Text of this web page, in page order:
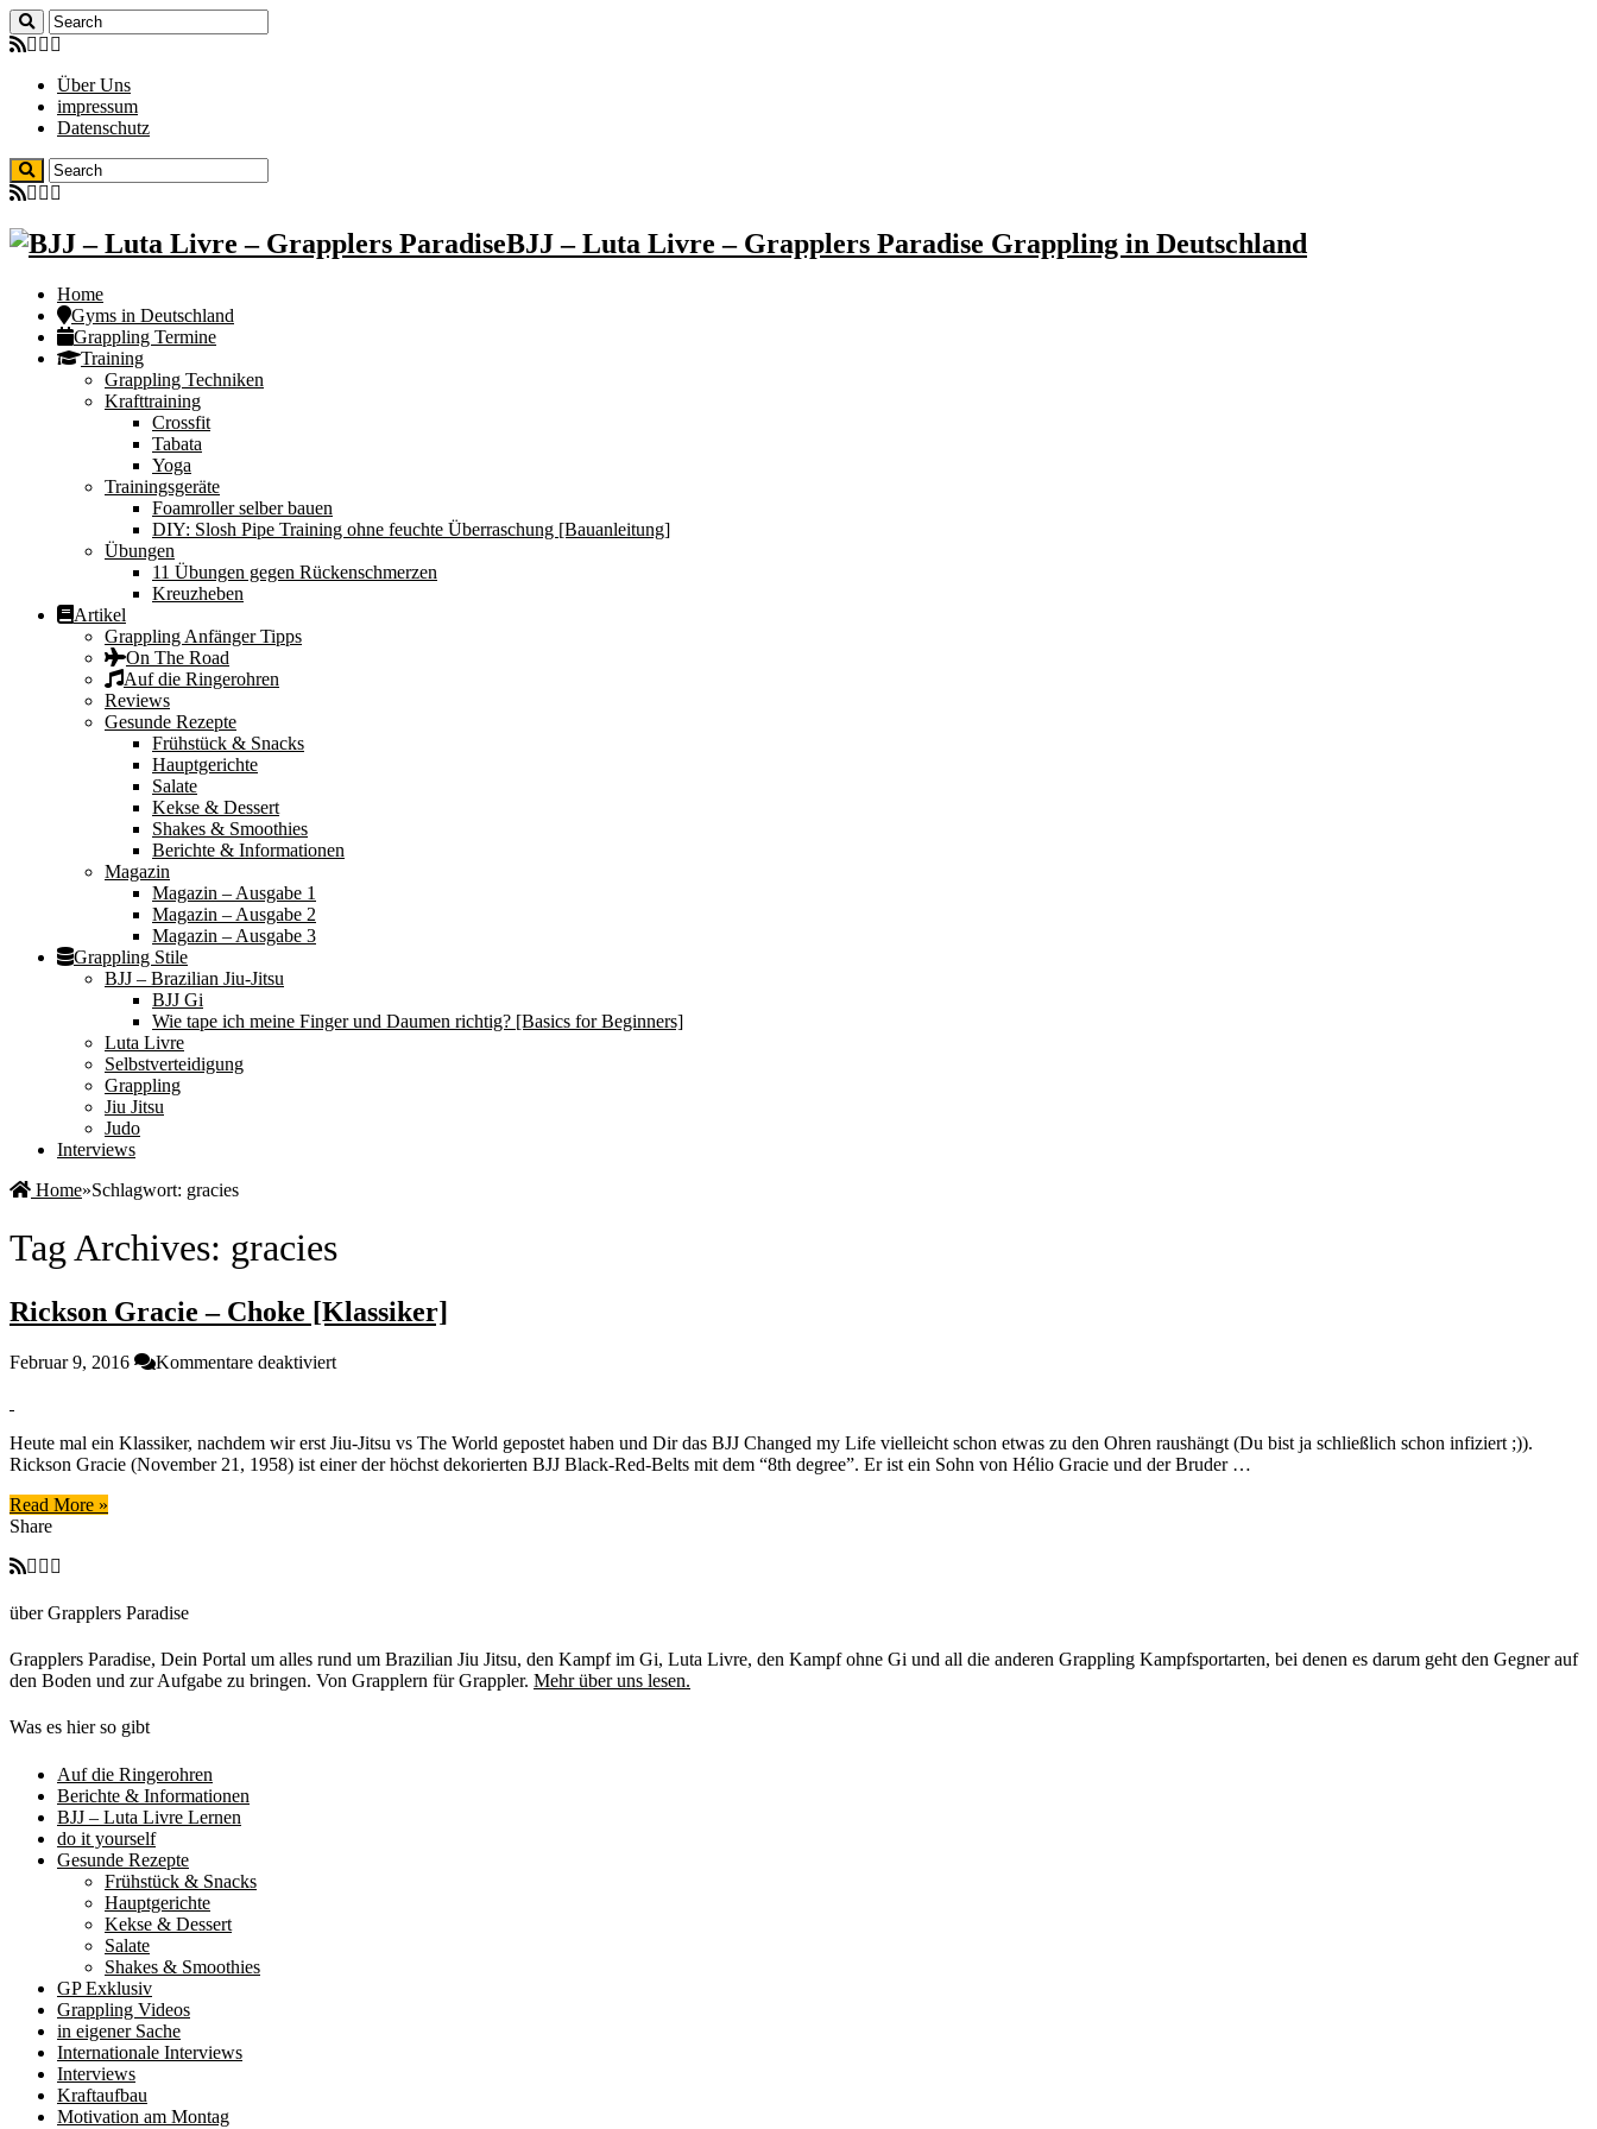
Über Uns
impressum
Datenschutz
BJJ – Luta Livre – Grapplers Paradise Grappling in Deutschland
Home
Gyms in Deutschland
Grappling Termine
Training
Grappling Techniken
Krafttraining
Crossfit
Tabata
Yoga
Trainingsgeräte
Foamroller selber bauen
DIY: Slosh Pipe Training ohne feuchte Überraschung [Bauanleitung]
Übungen
11 Übungen gegen Rückenschmerzen
Kreuzheben
Artikel
Grappling Anfänger Tipps
On The Road
Auf die Ringerohren
Reviews
Gesunde Rezepte
Frühstück & Snacks
Hauptgerichte
Salate
Kekse & Dessert
Shakes & Smoothies
Berichte & Informationen
Magazin
Magazin – Ausgabe 1
Magazin – Ausgabe 2
Magazin – Ausgabe 3
Grappling Stile
BJJ – Brazilian Jiu-Jitsu
BJJ Gi
Wie tape ich meine Finger und Daumen richtig? [Basics for Beginners]
Luta Livre
Selbstverteidigung
Grappling
Jiu Jitsu
Judo
Interviews
Home»Schlagwort: gracies
Tag Archives: gracies
Rickson Gracie – Choke [Klassiker]
Februar 9, 2016 Kommentare deaktiviertfür
Choke
[Klassiker]
Heute mal ein Klassiker, nachdem wir erst Jiu-Jitsu vs The World gepostet haben und Dir das BJJ Changed my Life vielleicht schon etwas zu den Ohren raushängt (Du bist ja schließlich schon infiziert ;)).
Rickson Gracie (November 21, 1958) ist einer der höchst dekorierten BJJ Black-Red-Belts mit dem “8th degree”. Er ist ein Sohn von Hélio Gracie und der Bruder …
Read More »
Share
über Grapplers Paradise
Grapplers Paradise, Dein Portal um alles rund um Brazilian Jiu Jitsu, den Kampf im Gi, Luta Livre, den Kampf ohne Gi und all die anderen Grappling Kampfsportarten, bei denen es darum geht den Gegner auf
den Boden und zur Aufgabe zu bringen. Von Grapplern für Grappler. Mehr über uns lesen.
Was es hier so gibt
Auf die Ringerohren
Berichte & Informationen
BJJ – Luta Livre Lernen
do it yourself
Gesunde Rezepte
Frühstück & Snacks
Hauptgerichte
Kekse & Dessert
Salate
Shakes & Smoothies
GP Exklusiv
Grappling Videos
in eigener Sache
Internationale Interviews
Interviews
Kraftaufbau
Motivation am Montag